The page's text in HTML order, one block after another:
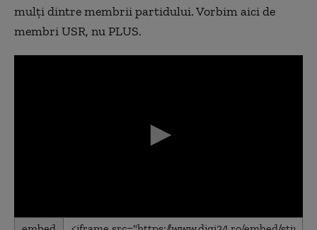
mulți dintre membrii partidului. Vorbim aici de
membri USR, nu PLUS.
0